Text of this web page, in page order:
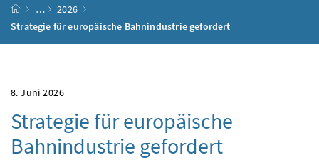
Startseite
…
2026
Strategie für europäische Bahnindustrie gefordert
8. Juni 2026
Strategie für europäische
Bahnindustrie gefordert